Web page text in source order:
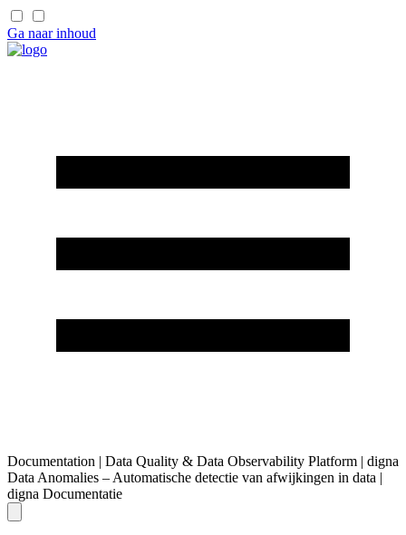
Ga naar inhoud
Documentation | Data Quality & Data Observability Platform | digna
Data Anomalies – Automatische detectie van afwijkingen in data |
digna Documentatie